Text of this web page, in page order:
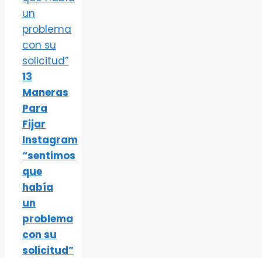
13
Maneras
Para
Fijar
Instagram
“sentimos
que
había
un
problema
con su
solicitud”